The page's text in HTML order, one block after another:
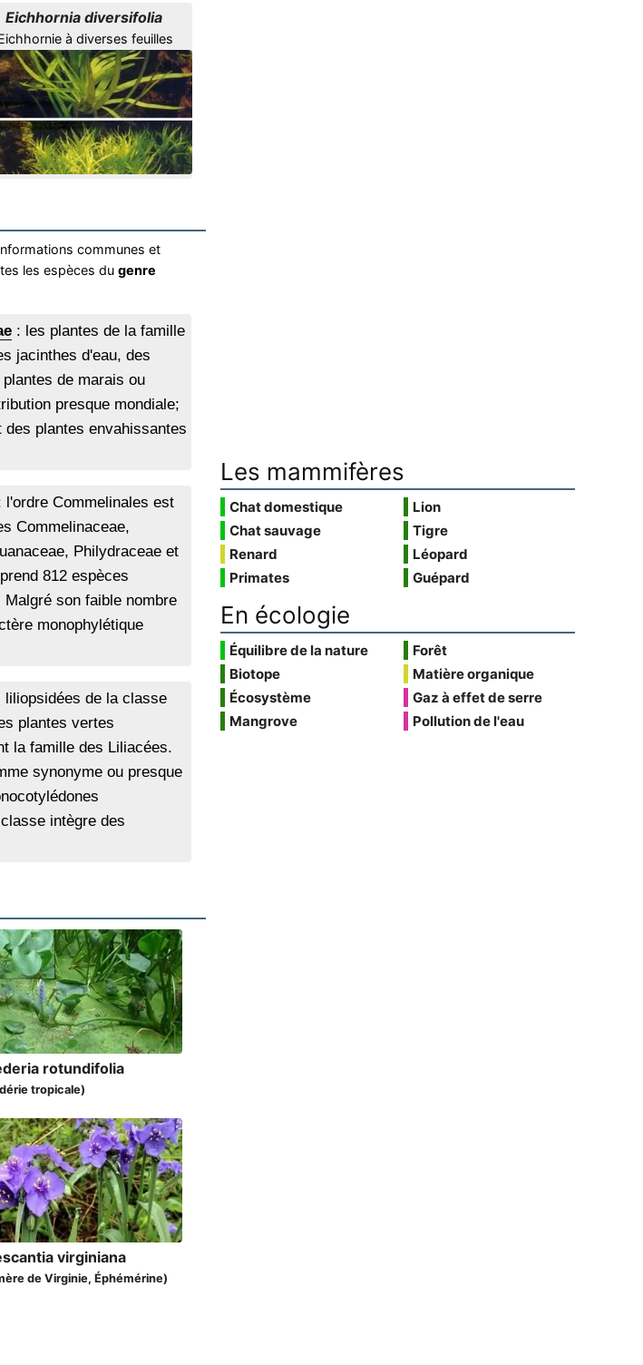
Eichhornia diversifolia
à diverses feuilles
communes et
les espèces dugenre
: les plantes de la famille
jacinthes d'eau, des
de marais ou
presque mondiale;
plantes envahissantes
l'ordre Commelinales est
Commelinaceae,
Philydraceae et
812 espèces
son faible nombre
monophylétique
de la classe
plantes vertes
la famille des Liliacées.
synonyme ou presque
intègre des
rotundifolia
tropicale)
virginiana
de Virginie, Éphémérine)
Les mammifères
Chat domestique
Chat sauvage
Renard
Primates
Lion
Tigre
Léopard
Guépard
En écologie
Équilibre de la nature
Biotope
Écosystème
Mangrove
Forêt
Matière organique
Gaz à effet de serre
Pollution de l'eau